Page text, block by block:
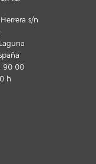
s/n
90 00
h